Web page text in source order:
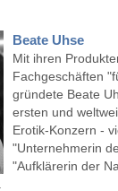
Beate Uhse
Mit ihren
Fachgeschäften
gründete Beate
ersten und
Erotik-Konzern -
"Unternehmerin
"Aufklärerin der